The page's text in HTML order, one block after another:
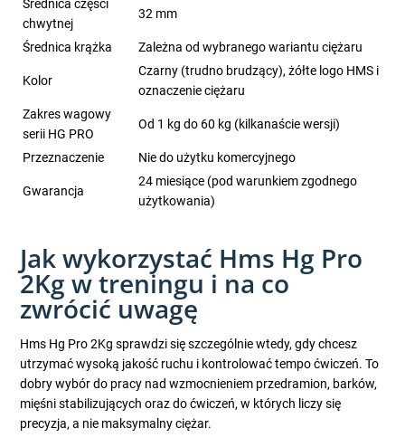
Średnica części
chwytnej
32 mm
Średnica krążka Zależna od wybranego wariantu ciężaru
Kolor
Czarny (trudno brudzący), żółte logo HMS i
oznaczenie ciężaru
Zakres wagowy
serii HG PRO
Od 1 kg do 60 kg (kilkanaście wersji)
Przeznaczenie Nie do użytku komercyjnego
Gwarancja
24 miesiące (pod warunkiem zgodnego
użytkowania)
Jak wykorzystać Hms Hg Pro
2Kg w treningu i na co
zwrócić uwagę
Hms Hg Pro 2Kg sprawdzi się szczególnie wtedy, gdy chcesz
utrzymać wysoką jakość ruchu i kontrolować tempo ćwiczeń. To
dobry wybór do pracy nad wzmocnieniem przedramion, barków,
mięśni stabilizujących oraz do ćwiczeń, w których liczy się
precyzja, a nie maksymalny ciężar.